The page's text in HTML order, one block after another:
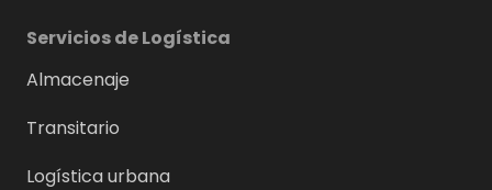
Servicios de Logística
Almacenaje
Transitario
Logística urbana